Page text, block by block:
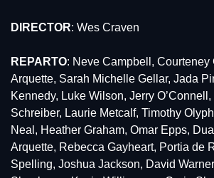
DIRECTOR: Wes Craven
REPARTO: Neve Campbell, Courteney
Arquette, Sarah Michelle Gellar, Jada
Kennedy, Luke Wilson, Jerry O’Connell,
Schreiber, Laurie Metcalf, Timothy
Neal, Heather Graham, Omar Epps,
Arquette, Rebecca Gayheart, Portia de
Spelling, Joshua Jackson, David